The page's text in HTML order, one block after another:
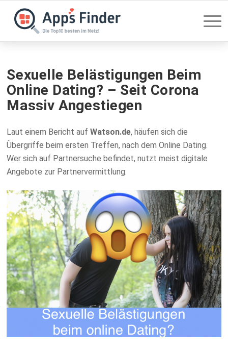
Sexuelle Belästigungen Beim
Online Dating? – Seit Corona
Massiv Angestiegen
Laut einem Bericht aufWatson.de, häufen sich die
Übergriffe beim ersten Treffen, nach dem Online Dating.
Wer sich auf Partnersuche befindet, nutzt meist digitale
Angebote zur Partnervermittlung.